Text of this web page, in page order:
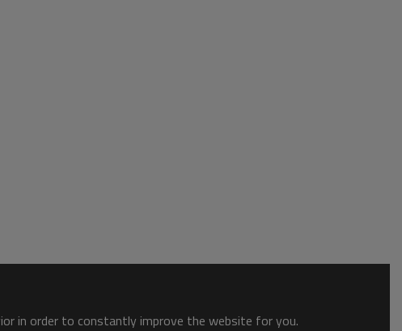
in order to constantly improve the website for you.